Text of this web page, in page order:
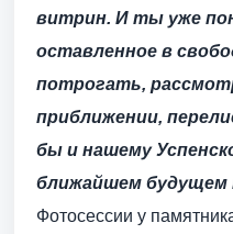
витрин. И ты уже
оставленное в
потрогать,
приближении,
бы и нашему
ближайшем будущем
Фотосессии у